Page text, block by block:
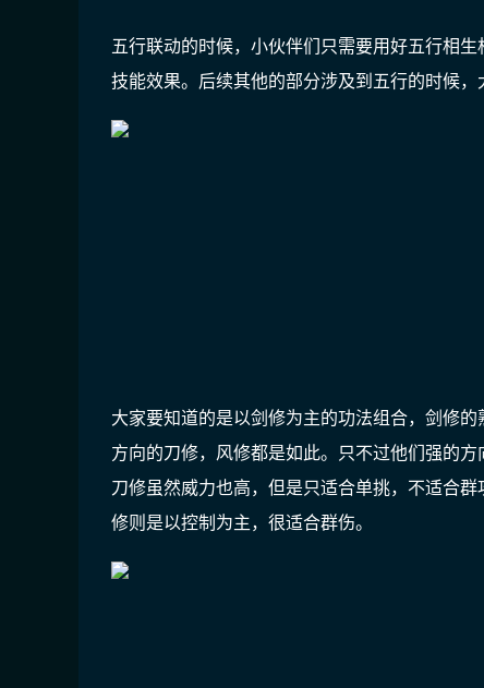
五行联动的时候，小伙伴们只需要用好五行相
技能效果。后续其他的部分涉及到五行的时候，
大家要知道的是以剑修为主的功法组合，剑修
方向的刀修，风修都是如此。只不过他们强的
刀修虽然威力也高，但是只适合单挑，不适合
修则是以控制为主，很适合群伤。